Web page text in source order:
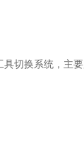
切换系统，主